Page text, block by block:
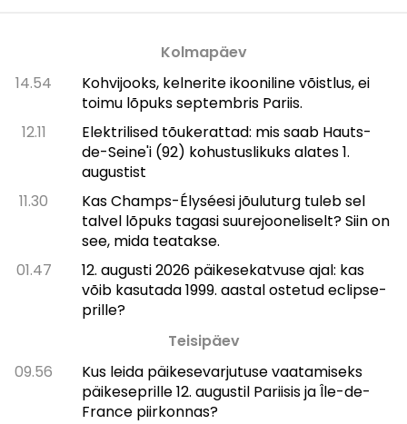
Kolmapäev
14.54
Kohvijooks, kelnerite ikooniline võistlus, ei
toimu lõpuks septembris Pariis.
12.11
Elektrilised tõukerattad: mis saab Hauts-
de-Seine'i (92) kohustuslikuks alates 1.
augustist
11.30
Kas Champs-Élysée­si jõuluturg tuleb sel
talvel lõpuks tagasi suurejooneliselt? Siin on
see, mida teatakse.
01.47
12. augusti 2026 päikesekatvuse ajal: kas
võib kasutada 1999. aastal ostetud eclipse-
prille?
Teisipäev
09.56
Kus leida päikesevarjutuse vaatamiseks
päikeseprille 12. augustil Pariisis ja Île-de-
France piirkonnas?